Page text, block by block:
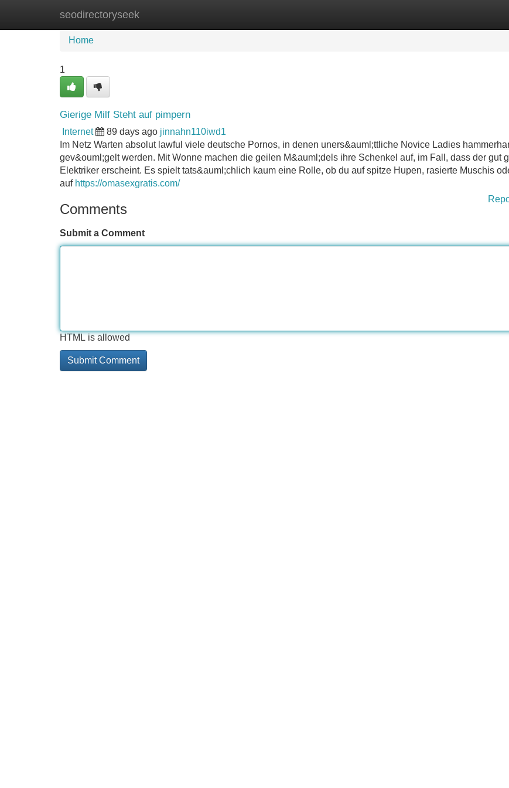
seodirectoryseek
Home New Site Listings
Home
1
Gierige Milf Steht auf pimpern
Internet 89 days ago jinnahn110iwd1
Im Netz Warten absolut lawful viele deutsche Pornos, in denen uners&auml;ttliche Novice Ladies
gev&ouml;gelt werden. Mit Wonne machen die geilen M&auml;dels ihre Schenkel auf, im Fall, dass der gut
Elektriker erscheint. Es spielt tats&auml;chlich kaum eine Rolle, ob du auf spitze Hupen, rasierte Muschis
auf https://omasexgratis.com/
Comments
Submit a Comment
HTML is allowed